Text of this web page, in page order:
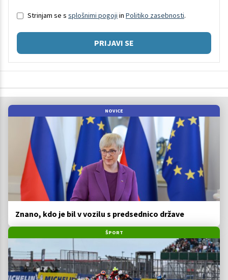
Strinjam se s splošnimi pogoji in Politiko zasebnosti.
PRIJAVI SE
NOVICE
Znano, kdo je bil v vozilu s predsednico države
ŠPORT